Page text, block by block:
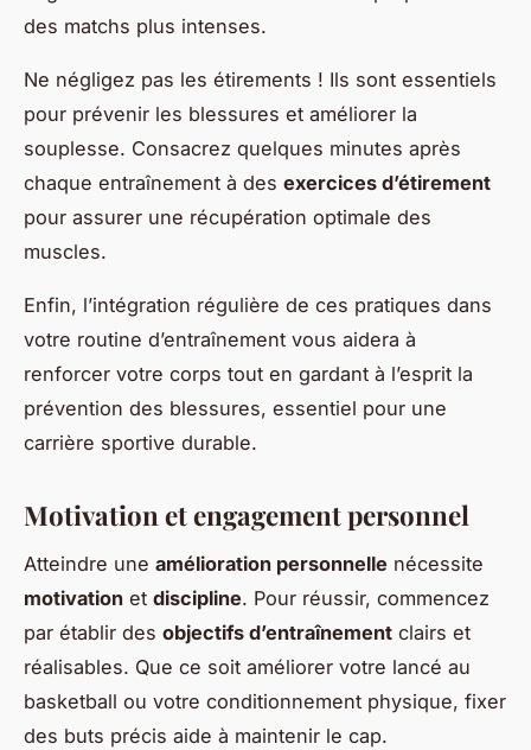
des matchs plus intenses.
Ne négligez pas les étirements ! Ils sont essentiels
pour prévenir les blessures et améliorer la
souplesse. Consacrez quelques minutes après
chaque entraînement à des exercices d’étirement
pour assurer une récupération optimale des
muscles.
Enfin, l’intégration régulière de ces pratiques dans
votre routine d’entraînement vous aidera à
renforcer votre corps tout en gardant à l’esprit la
prévention des blessures, essentiel pour une
carrière sportive durable.
Motivation et engagement personnel
Atteindre une amélioration personnelle nécessite
motivation et discipline. Pour réussir, commencez
par établir des objectifs d’entraînement clairs et
réalisables. Que ce soit améliorer votre lancé au
basketball ou votre conditionnement physique, fixer
des buts précis aide à maintenir le cap.